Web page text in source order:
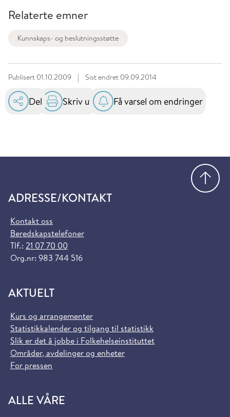
Relaterte emner
Kunnskaps- og beslutningsstøtte
Publisert 01.10.2009 | Sist endret 09.09.2014
Del Skriv ut Få varsel om endringer
ADRESSE/KONTAKT
Kontakt oss
Beredskapstelefoner
Tlf.: 21 07 70 00
Org.nr: 983 744 516
AKTUELT
Kurs og arrangementer
Statistikkalender og tilgang til statistikk
Slik er det å jobbe i Folkehelseinstituttet
Områder, avdelinger og enheter
For pressen
ALLE VÅRE